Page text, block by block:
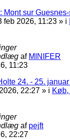
Mont sur
feb 2026, 11:23 » i
af MINIFER
11:23
24. - 25.
22:27 » i
af pejft
22:27